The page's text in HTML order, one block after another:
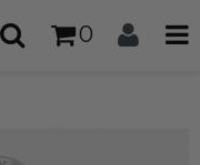
0